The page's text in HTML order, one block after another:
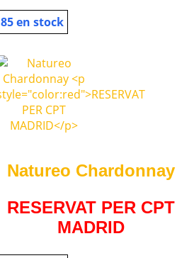
85 en stock
Natureo Chardonnay
RESERVAT PER CPT
MADRID